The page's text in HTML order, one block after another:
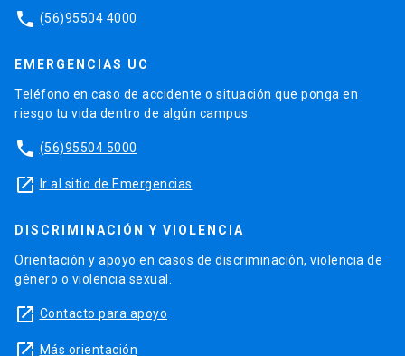
phone (56)95504 4000
EMERGENCIAS UC
Teléfono en caso de accidente o situación que ponga en
riesgo tu vida dentro de algún campus.
phone (56)95504 5000
launch Ir al sitio de Emergencias
DISCRIMINACIÓN Y VIOLENCIA
Orientación y apoyo en casos de discriminación, violencia de
género o violencia sexual.
launch Contacto para apoyo
launch Más orientación